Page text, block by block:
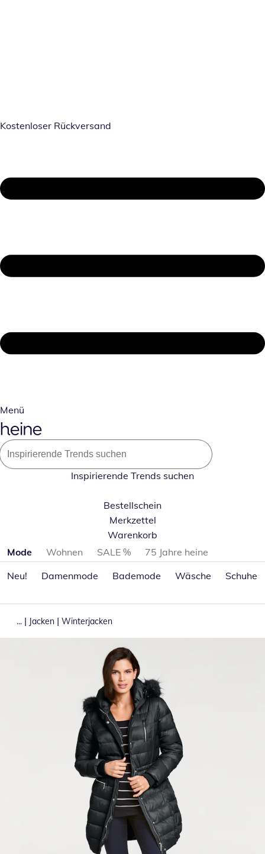
Kostenloser Rückversand
Menü
Inspirierende Trends suchen
Bestellschein
Merkzettel
Warenkorb
Produktkategorien überspringen
Mode Wohnen SALE %
75 Jahre heine
Neu!
Damenmode Bademode Wäsche Schuhe
... | Jacken | Winterjacken